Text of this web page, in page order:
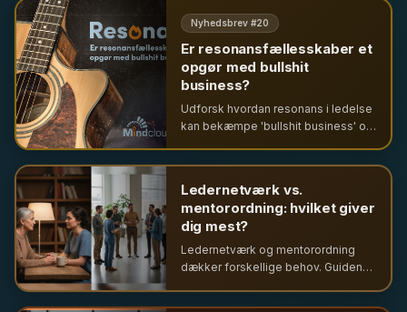
Nyhedsbrev #20
Er resonansfællesskaber et
opgør med bullshit
business?
Udforsk hvordan resonans i ledelse
kan bekæmpe 'bullshit business' og
Ledernetværk vs.
mentorordning: hvilket giver
dig mest?
Ledernetværk og mentorordning
dækker forskellige behov. Guiden